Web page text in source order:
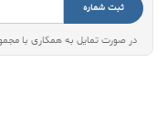
ثبت شماره
در صورت تمایل به همکاری با